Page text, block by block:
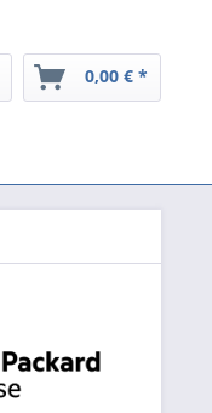
0,00 € *